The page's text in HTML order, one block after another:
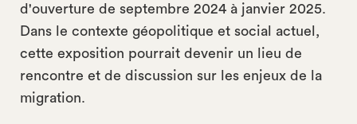
d'ouverture de septembre 2024 à janvier 2025.
Dans le contexte géopolitique et social actuel,
cette exposition pourrait devenir un lieu de
rencontre et de discussion sur les enjeux de la
migration.